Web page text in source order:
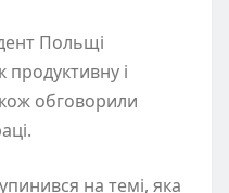
Польщі
продуктивну і
обговорили
на темі, яка